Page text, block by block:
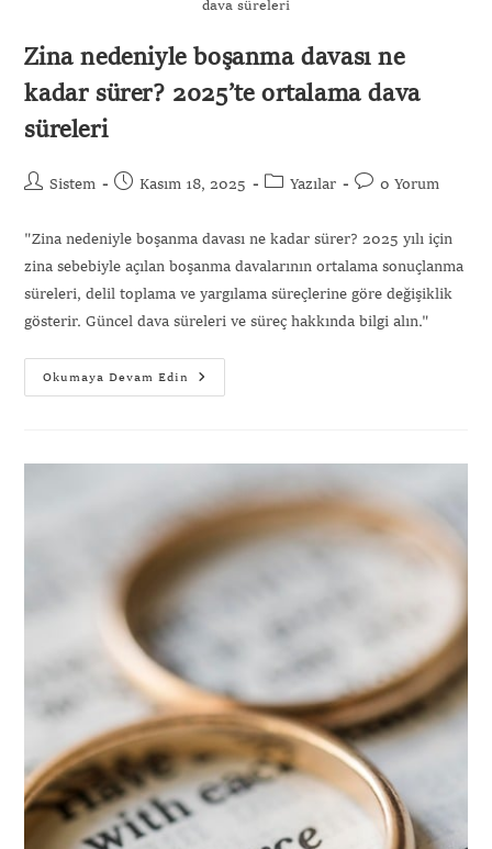
dava süreleri
Zina nedeniyle boşanma davası ne
kadar sürer? 2025’te ortalama dava
süreleri
Sistem Kasım 18, 2025 Yazılar 0 Yorum
"Zina nedeniyle boşanma davası ne kadar sürer? 2025 yılı için
zina sebebiyle açılan boşanma davalarının ortalama sonuçlanma
süreleri, delil toplama ve yargılama süreçlerine göre değişiklik
gösterir. Güncel dava süreleri ve süreç hakkında bilgi alın."
Okumaya Devam Edin